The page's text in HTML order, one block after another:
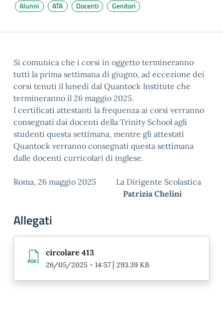
Alunni ATA Docenti Genitori
Si comunica che i corsi in oggetto termineranno
tutti la prima settimana di giugno, ad eccezione dei
corsi tenuti il lunedì dal Quantock Institute che
termineranno il 26 maggio 2025.
I certificati attestanti la frequenza ai corsi verranno
consegnati dai docenti della Trinity School agli
studenti questa settimana, mentre gli attestati
Quantock verranno consegnati questa settimana
dalle docenti curricolari di inglese.
Roma, 26 maggio 2025 La Dirigente Scolastica
Patrizia Chelini
Allegati
circolare 413
26/05/2025 - 14:57| 293.39 KB